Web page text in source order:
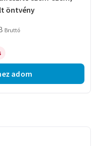
öntvény
Bruttó
adom